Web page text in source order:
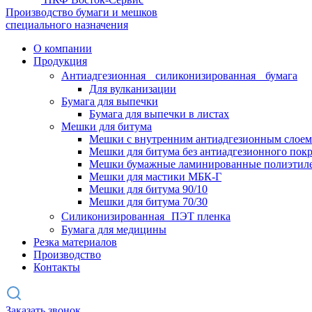
Производство бумаги и мешков
специального назначения
О компании
Продукция
Антиадгезионная силиконизированная бумага
Для вулканизации
Бумага для выпечки
Бумага для выпечки в листах
Мешки для битума
Мешки с внутренним антиадгезионным слоем
Мешки для битума без антиадгезионного
Мешки бумажные ламинированные
Мешки для мастики МБК-Г
Мешки для битума 90/10
Мешки для битума 70/30
Силиконизированная ПЭТ пленка
Бумага для медицины
Резка материалов
Производство
Контакты